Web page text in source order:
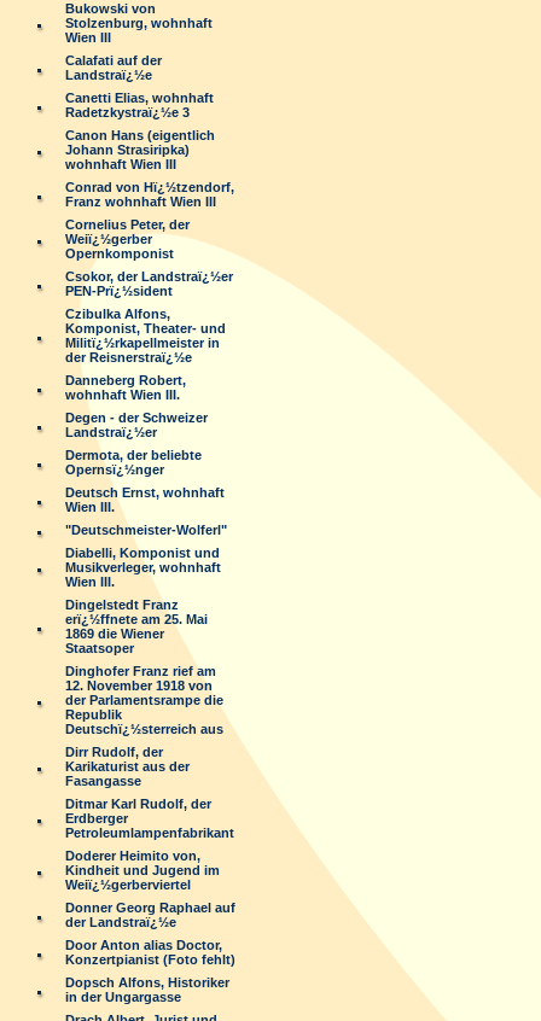
Bukowski von
Stolzenburg, wohnhaft
Wien III
Calafati auf der
Landstraï¿½e
Canetti Elias, wohnhaft
Radetzkystraï¿½e 3
Canon Hans (eigentlich
Johann Strasiripka)
wohnhaft Wien III
Conrad von Hï¿½tzendorf,
Franz wohnhaft Wien III
Cornelius Peter, der
Weiï¿½gerber
Opernkomponist
Csokor, der Landstraï¿½er
PEN-Prï¿½sident
Czibulka Alfons,
Komponist, Theater- und
Militï¿½rkapellmeister in
der Reisnerstraï¿½e
Danneberg Robert,
wohnhaft Wien III.
Degen - der Schweizer
Landstraï¿½er
Dermota, der beliebte
Opernsï¿½nger
Deutsch Ernst, wohnhaft
Wien III.
"Deutschmeister-Wolferl"
Diabelli, Komponist und
Musikverleger, wohnhaft
Wien III.
Dingelstedt Franz
erï¿½ffnete am 25. Mai
1869 die Wiener
Staatsoper
Dinghofer Franz rief am
12. November 1918 von
der Parlamentsrampe die
Republik
Deutschï¿½sterreich aus
Dirr Rudolf, der
Karikaturist aus der
Fasangasse
Ditmar Karl Rudolf, der
Erdberger
Petroleumlampenfabrikant
Doderer Heimito von,
Kindheit und Jugend im
Weiï¿½gerberviertel
Donner Georg Raphael auf
der Landstraï¿½e
Door Anton alias Doctor,
Konzertpianist (Foto fehlt)
Dopsch Alfons, Historiker
in der Ungargasse